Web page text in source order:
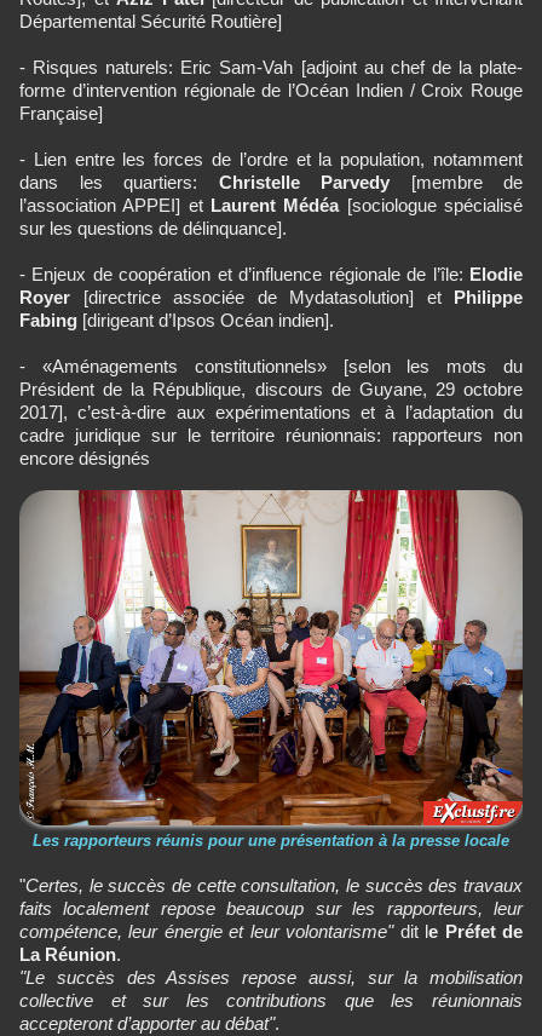
Départemental Sécurité Routière]
- Risques naturels: Eric Sam-Vah [adjoint au chef de la plate-
forme d’intervention régionale de l’Océan Indien / Croix Rouge
Française]
- Lien entre les forces de l’ordre et la population, notamment
dans les quartiers: Christelle Parvedy [membre de
l’association APPEI] et Laurent Médéa[sociologue spécialisé
sur les questions de délinquance].
- Enjeux de coopération et d’influence régionale de l’île: Elodie
Royer [directrice associée de Mydatasolution] et Philippe
Fabing [dirigeant d’Ipsos Océan indien].
- «Aménagements constitutionnels» [selon les mots du
Président de la République, discours de Guyane, 29 octobre
2017], c’est-à-dire aux expérimentations et à l’adaptation du
cadre juridique sur le territoire réunionnais: rapporteurs non
encore désignés
Les rapporteurs réunis pour une présentation à la presse locale
"Certes, le succès de cette consultation, le succès des travaux
faits localement repose beaucoup sur les rapporteurs, leur
compétence, leur énergie et leur volontarisme"dit le Préfet de
La Réunion.
"Le succès des Assises repose aussi, sur la mobilisation
collective et sur les contributions que les réunionnais
accepteront d’apporter au débat".